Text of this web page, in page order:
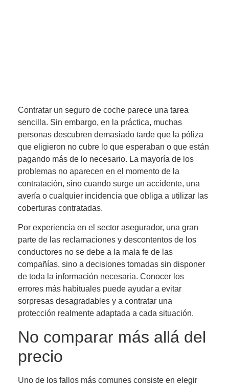
Contratar un seguro de coche parece una tarea
sencilla. Sin embargo, en la práctica, muchas
personas descubren demasiado tarde que la póliza
que eligieron no cubre lo que esperaban o que están
pagando más de lo necesario. La mayoría de los
problemas no aparecen en el momento de la
contratación, sino cuando surge un accidente, una
avería o cualquier incidencia que obliga a utilizar las
coberturas contratadas.
Por experiencia en el sector asegurador, una gran
parte de las reclamaciones y descontentos de los
conductores no se debe a la mala fe de las
compañías, sino a decisiones tomadas sin disponer
de toda la información necesaria. Conocer los
errores más habituales puede ayudar a evitar
sorpresas desagradables y a contratar una
protección realmente adaptada a cada situación.
No comparar más allá del
precio
Uno de los fallos más comunes consiste en elegir